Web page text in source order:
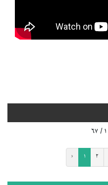
‹ ١ ٢